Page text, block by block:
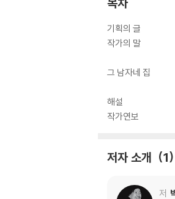
기획의 글
작가의 말
그 남자네 집
해설
작가연보
저자 소개 1
저